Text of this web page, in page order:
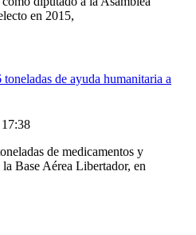
en 2015,
de ayuda humanitaria a
de medicamentos y
Base Aérea Libertador, en